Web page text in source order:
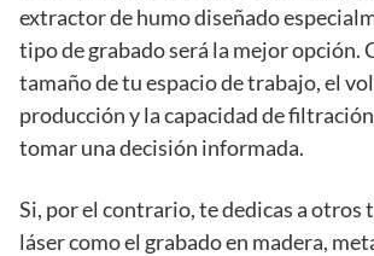
extractor de humo diseñado
tipo de grabado será la mejor opción.
tamaño de tu espacio de trabajo, el
producción y la capacidad de
tomar una decisión informada.
Si, por el contrario, te dedicas a otros
láser como el grabado en madera,